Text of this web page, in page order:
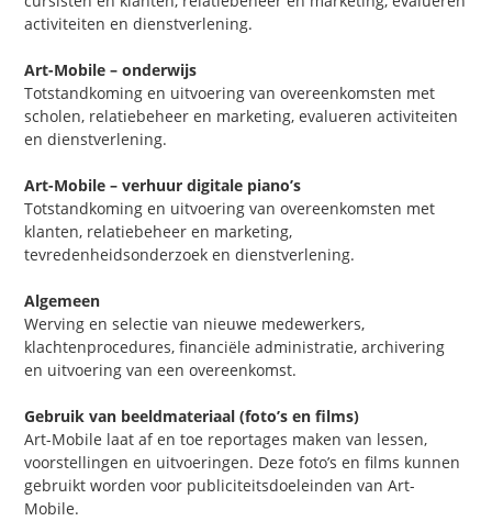
activiteiten en dienstverlening.
Art-Mobile – onderwijs
Totstandkoming en uitvoering van overeenkomsten met
scholen, relatiebeheer en marketing, evalueren activiteiten
en dienstverlening.
Art-Mobile – verhuur digitale piano’s
Totstandkoming en uitvoering van overeenkomsten met
klanten, relatiebeheer en marketing,
tevredenheidsonderzoek en dienstverlening.
Algemeen
Werving en selectie van nieuwe medewerkers,
klachtenprocedures, financiële administratie, archivering
en uitvoering van een overeenkomst.
Gebruik van beeldmateriaal (foto’s en films)
Art-Mobile laat af en toe reportages maken van lessen,
voorstellingen en uitvoeringen. Deze foto’s en films kunnen
gebruikt worden voor publiciteitsdoeleinden van Art-
Mobile.